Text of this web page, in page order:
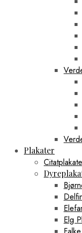
Plakater
Elg